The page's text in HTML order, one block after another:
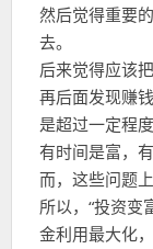
然后觉得重要
去。
后来觉得应该
再后面发现赚
是超过一定程
有时间是富，
而，这些问题
所以，“投资变
金利用最大化